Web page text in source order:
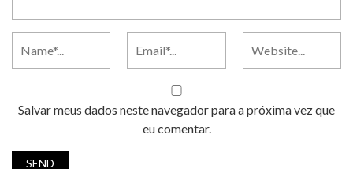
Salvar meus dados neste navegador para a próxima vez que
eu comentar.